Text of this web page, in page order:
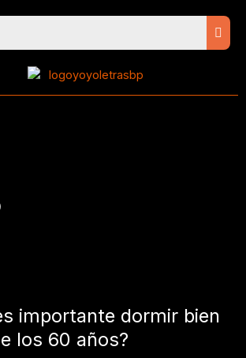
importante dormir bien
los 60 años?